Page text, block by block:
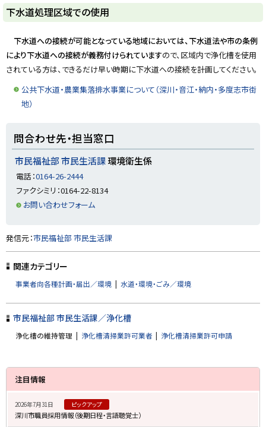
ト
ッ
に
戻
下水道処理区域での使用
下水道への接続が可能となっている地域においては、下水道法や市の条例
により下水道への接続が義務付けられていますので、区域内で浄化槽を使用
されている方は、できるだけ早い時期に下水道への接続を計画してください。
公共下水道・農業集落排水事業について（深川・音江・納内・多度志市街
地）
問合わせ先・担当窓口
市民福祉部 市民生活課環境衛生係
電話：0164-26-2444
ファクシミリ：0164-22-8134
お問い合わせフォーム
ト
ッ
プ
る
発信元：市民福祉部 市民生活課
関連カテゴリー
事業者向各種計画・届出／環境 水道・環境・ごみ／環境
市民福祉部 市民生活課／浄化槽
浄化槽の維持管理 浄化槽清掃業許可業者 浄化槽清掃業許可申請
サ
イ
注目情報
2026年7月31日 ピックアップ
深川市職員採用情報（後期日程・言語聴覚士）